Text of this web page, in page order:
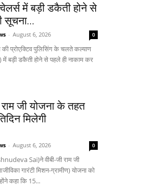
में बड़ी डकैती होने से
सूचना...
- August 6, 2026 0
की प्रोएक्टिव पुलिसिंग के चलते कल्याण
बड़ी डकैती होने से पहले ही नाकाम कर
जी योजना के तहत
मिलेगी
- August 6, 2026 0
Sai)ने वीबी-जी राम जी
गारंटी मिशन-ग्रामीण) योजना को
कहा कि 15...